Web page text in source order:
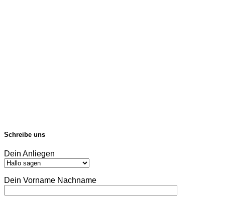
Schreibe uns
Dein Anliegen
Dein Vorname Nachname